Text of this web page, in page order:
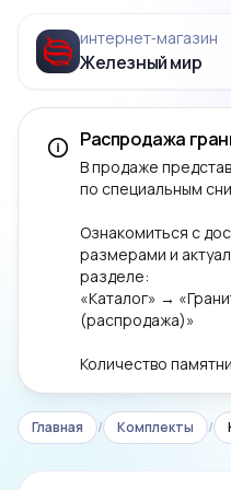
интернет‑магазин
Железный мир
Распродажа
В продаже
по специальным
Ознакомиться с
размерами и
разделе:
«Каталог» →
(распродажа)»
Количество
Главная / Комплекты /
‹